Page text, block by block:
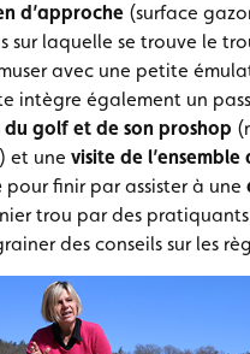
d’approche (surface
sur laquelle se trouve le
avec une petite
intègre également un
du golf et de son proshop
et une visite de l’ensemble
pour finir par assister à une
trou par des
des conseils sur les